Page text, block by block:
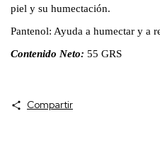
piel y su humectación.
Pantenol: Ayuda a humectar y a
Contenido Neto: 55 GRS
Compartir